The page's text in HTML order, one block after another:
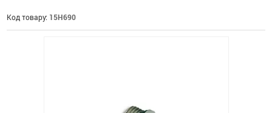
Код товару: 15H690